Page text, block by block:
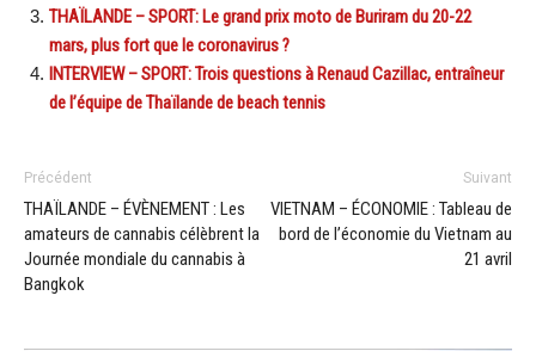
THAÏLANDE – SPORT: Le grand prix moto de Buriram du 20-22
mars, plus fort que le coronavirus ?
INTERVIEW – SPORT: Trois questions à Renaud Cazillac, entraîneur
de l’équipe de Thaïlande de beach tennis
Précédent
THAÏLANDE – ÉVÈNEMENT : Les
amateurs de cannabis célèbrent la
Journée mondiale du cannabis à
Bangkok
Suivant
VIETNAM – ÉCONOMIE : Tableau de
bord de l’économie du Vietnam au
21 avril